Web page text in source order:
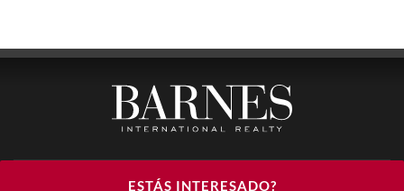
ESTÁS INTERESADO?
BARNES LUXURY RENTALS - HEAD OFFICE